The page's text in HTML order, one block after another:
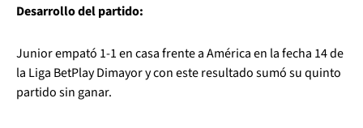
Desarrollo del partido:
Junior empató 1-1 en casa frente a América en la fecha 14 de
la Liga BetPlay Dimayor y con este resultado sumó su quinto
partido sin ganar.